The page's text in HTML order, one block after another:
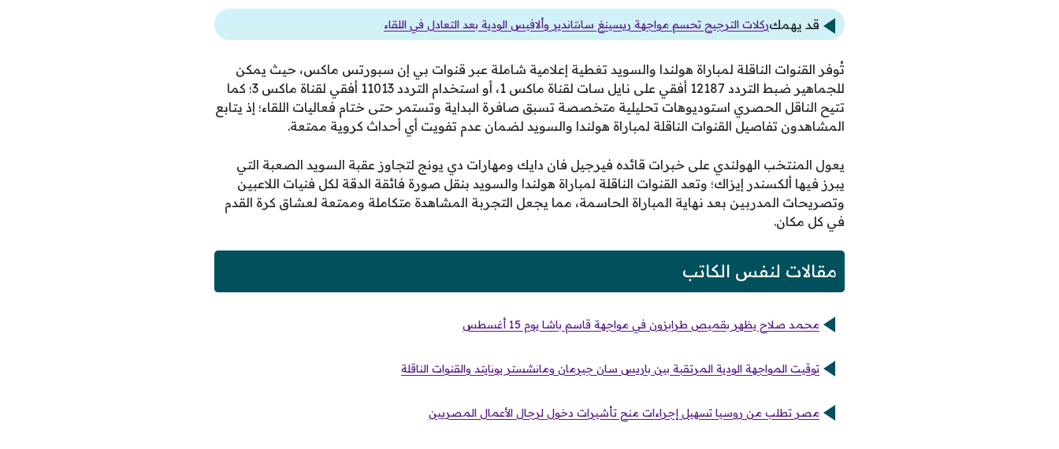
قد يهمكركلات الترجيح تحسم مواجهة ريسينغ سانتاندير وألافيس الودية بعد التعادل في اللقاء
تُوفر القنوات الناقلة لمباراة هولندا والسويد تغطية إعلامية شاملة عبر قنوات بي إن سبورتس ماكس، حيث يمكن
للجماهير ضبط التردد 12187 أفقي على نايل سات لقناة ماكس 1، أو استخدام التردد 11013 أفقي لقناة ماكس 3؛ كما
تتيح الناقل الحصري استوديوهات تحليلية متخصصة تسبق صافرة البداية وتستمر حتى ختام فعاليات اللقاء؛ إذ يتابع
المشاهدون تفاصيل القنوات الناقلة لمباراة هولندا والسويد لضمان عدم تفويت أي أحداث كروية ممتعة.
يعول المنتخب الهولندي على خبرات قائده فيرجيل فان دايك ومهارات دي يونج لتجاوز عقبة السويد الصعبة التي
يبرز فيها ألكسندر إيزاك؛ وتعد القنوات الناقلة لمباراة هولندا والسويد بنقل صورة فائقة الدقة لكل فنيات اللاعبين
وتصريحات المدربين بعد نهاية المباراة الحاسمة، مما يجعل التجربة المشاهدة متكاملة وممتعة لعشاق كرة القدم
في كل مكان.
مقالات لنفس الكاتب
محمد صلاح يظهر بقميص طرابزون في مواجهة قاسم باشا يوم 15 أغسطس
توقيت المواجهة الودية المرتقبة بين باريس سان جيرمان ومانشستر يونايتد والقنوات الناقلة
مصر تطلب من روسيا تسهيل إجراءات منح تأشيرات دخول لرجال الأعمال المصريين